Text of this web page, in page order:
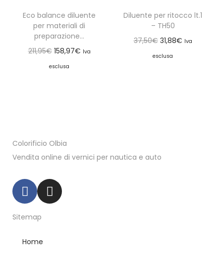
Eco balance diluente
per materiali di
preparazione...
211,95€ 158,97€ Iva
esclusa
Diluente per ritocco lt.1
– TH50
37,50€ 31,88€ Iva
esclusa
Colorificio Olbia
Vendita online di vernici per nautica e auto
Sitemap
Home